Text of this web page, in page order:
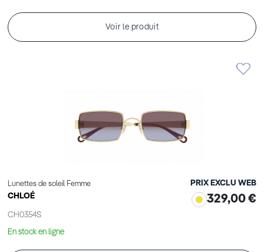
Voir le produit
Lunettes de soleil Femme
CHLOÉ
CH0354S
PRIX EXCLU WEB
329,00 €
En stock en ligne